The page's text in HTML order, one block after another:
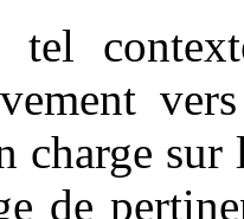
tel
charge sur
de